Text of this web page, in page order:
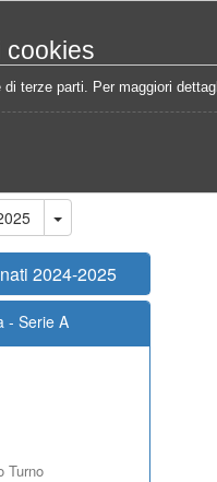
cookies
terze parti. Per maggiori
Italia - Serie A 2024-2025
2024-2025
- Serie A
Turno